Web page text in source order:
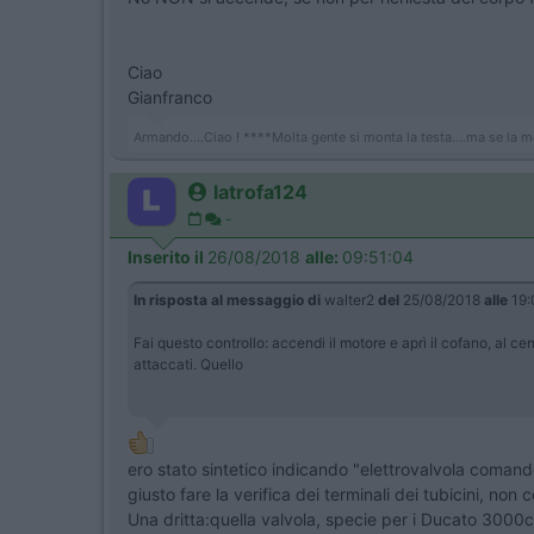
Ciao
Gianfranco
Armando....Ciao ! ****Molta gente si monta la testa....ma se la
latrofa124
-
Inserito il 26/08/2018 alle: 09:51:04
In risposta al messaggio di walter2 del 25/08/2018 alle
Fai questo controllo: accendi il motore e aprì il cofano, al
attaccati. Quello
ero stato sintetico indicando "elettrovalvola
giusto fare la verifica dei terminali dei tubicini, non
Una dritta:quella valvola, specie per i Ducato